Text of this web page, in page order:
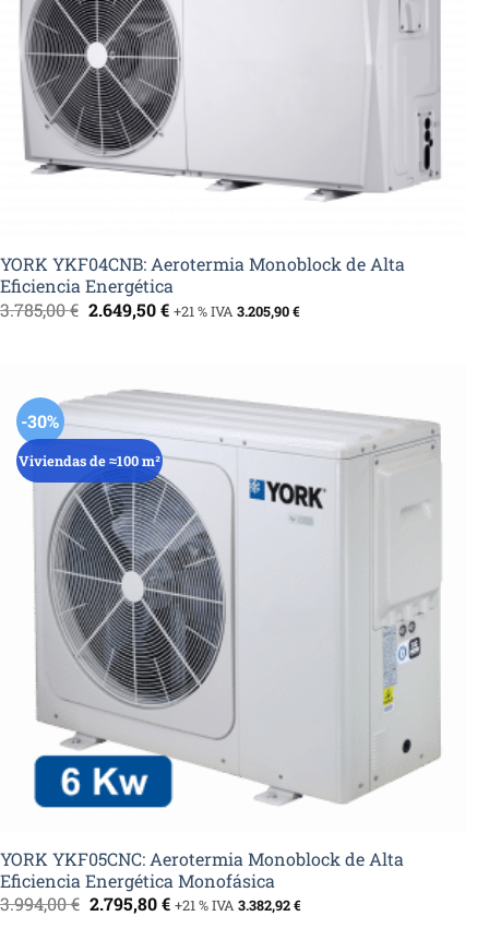
YORK YKF04CNB: Aerotermia Monoblock de Alta
Eficiencia Energética
3.785,00€ El
precio
2.649,50€El
+21 % IVA 3.205,90€
-30%
Viviendas de ≈100 m²
YORK YKF05CNC: Aerotermia Monoblock de Alta
Eficiencia Energética Monofásica
3.994,00€ El
precio
2.795,80€El
+21 % IVA 3.382,92€